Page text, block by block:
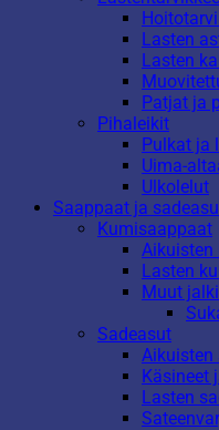
Lasten
Lasten
Patjat ja
Pihaleikit
Pulkat ja
Uima-
Ulkolelut
Saappaat ja
Kumisaappaat
Lasten
Muut
Sadeasut
Aikuisten
Käsineet
Lasten